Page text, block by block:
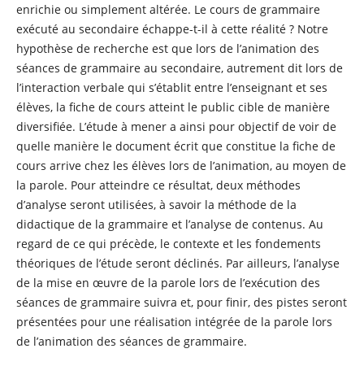
enrichie ou simplement altérée. Le cours de grammaire
exécuté au secondaire échappe-t-il à cette réalité ? Notre
hypothèse de recherche est que lors de l’animation des
séances de grammaire au secondaire, autrement dit lors de
l’interaction verbale qui s’établit entre l’enseignant et ses
élèves, la fiche de cours atteint le public cible de manière
diversifiée. L’étude à mener a ainsi pour objectif de voir de
quelle manière le document écrit que constitue la fiche de
cours arrive chez les élèves lors de l’animation, au moyen de
la parole. Pour atteindre ce résultat, deux méthodes
d’analyse seront utilisées, à savoir la méthode de la
didactique de la grammaire et l’analyse de contenus. Au
regard de ce qui précède, le contexte et les fondements
théoriques de l’étude seront déclinés. Par ailleurs, l’analyse
de la mise en œuvre de la parole lors de l’exécution des
séances de grammaire suivra et, pour finir, des pistes seront
présentées pour une réalisation intégrée de la parole lors
de l’animation des séances de grammaire.